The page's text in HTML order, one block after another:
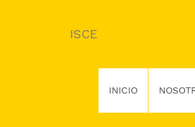
ISCE
INICIO